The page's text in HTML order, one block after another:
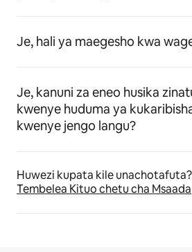
Je, hali ya maegesho kwa
Je, kanuni za eneo husika
kwenye huduma ya
kwenye jengo langu?
Huwezi kupata kile unachotafuta?
Tembelea Kituo chetu cha Msaada